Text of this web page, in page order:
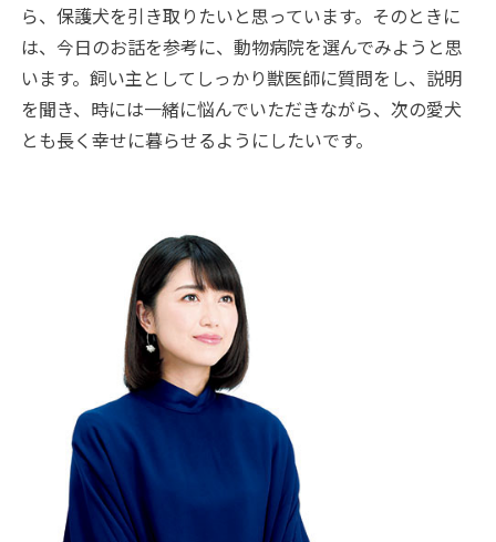
ら、保護犬を引き取りたいと思っています。そのときに
は、今日のお話を参考に、動物病院を選んでみようと思
います。飼い主としてしっかり獣医師に質問をし、説明
を聞き、時には一緒に悩んでいただきながら、次の愛犬
とも長く幸せに暮らせるようにしたいです。